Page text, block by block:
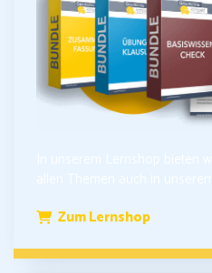
Zum Lernshop